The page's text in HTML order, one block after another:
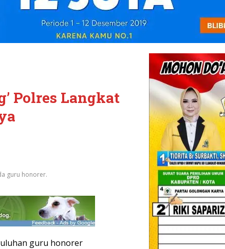
Polres Langkat
guru honorer.
guru honorer